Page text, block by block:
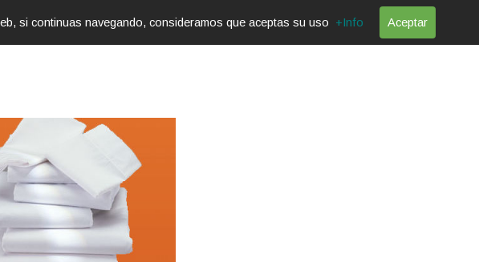
si continuas navegando, consideramos que aceptas su uso +Info Aceptar
INFÓRMATE CONTACTO CARRITO